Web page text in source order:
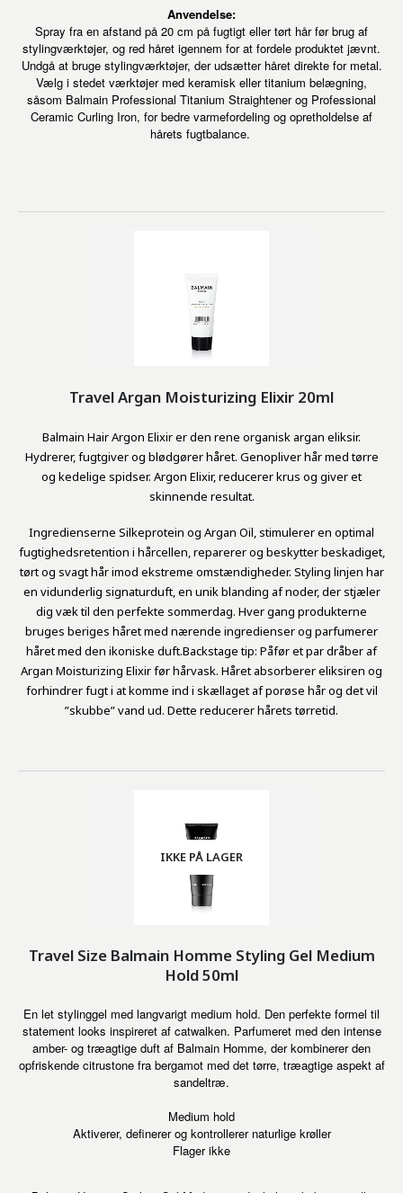
Anvendelse:
Spray fra en afstand på 20 cm på fugtigt eller tørt hår før brug af
stylingværktøjer, og red håret igennem for at fordele produktet jævnt.
Undgå at bruge stylingværktøjer, der udsætter håret direkte for metal.
Vælg i stedet værktøjer med keramisk eller titanium belægning,
såsom Balmain Professional Titanium Straightener og Professional
Ceramic Curling Iron, for bedre varmefordeling og opretholdelse af
hårets fugtbalance.
Travel Argan Moisturizing Elixir 20ml
Balmain Hair Argon Elixir er den rene organisk argan eliksir.
Hydrerer, fugtgiver og blødgører håret. Genopliver hår med tørre
og kedelige spidser. Argon Elixir, reducerer krus og giver et
skinnende resultat.
Ingredienserne Silkeprotein og Argan Oil, stimulerer en optimal
fugtighedsretention i hårcellen, reparerer og beskytter beskadiget,
tørt og svagt hår imod ekstreme omstændigheder. Styling linjen har
en vidunderlig signaturduft, en unik blanding af noder, der stjæler
dig væk til den perfekte sommerdag. Hver gang produkterne
bruges beriges håret med nærende ingredienser og parfumerer
håret med den ikoniske duft.Backstage tip: Påfør et par dråber af
Argan Moisturizing Elixir før hårvask. Håret absorberer eliksiren og
forhindrer fugt i at komme ind i skællaget af porøse hår og det vil
”skubbe” vand ud. Dette reducerer hårets tørretid.
IKKE PÅ LAGER
Travel Size Balmain Homme Styling Gel Medium
Hold 50ml
En let stylinggel med langvarigt medium hold. Den perfekte formel til
statement looks inspireret af catwalken. Parfumeret med den intense
amber- og træagtige duft af Balmain Homme, der kombinerer den
opfriskende citrustone fra bergamot med det tørre, træagtige aspekt af
sandeltræ.
Medium hold
Aktiverer, definerer og kontrollerer naturlige krøller
Flager ikke